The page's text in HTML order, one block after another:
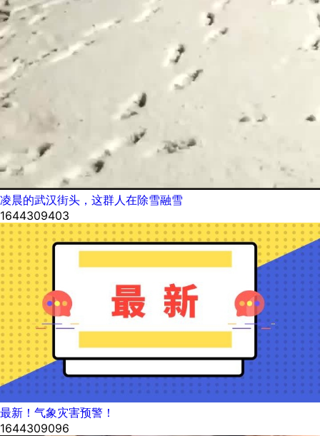
凌晨的武汉街头，这群人在除雪融雪
1644309403
最新！气象灾害预警！
1644309096